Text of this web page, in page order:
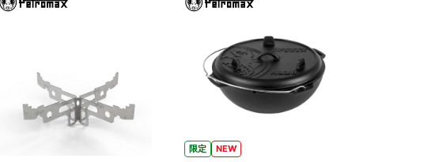
限定 NEW